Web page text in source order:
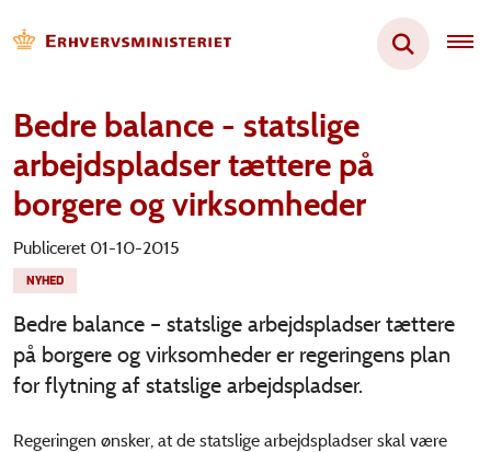
Bedre balance - statslige
arbejdspladser tættere på
borgere og virksomheder
Publiceret 01-10-2015
NYHED
Bedre balance – statslige arbejdspladser tættere
på borgere og virksomheder er regeringens plan
for flytning af statslige arbejdspladser.
Regeringen ønsker, at de statslige arbejdspladser skal være